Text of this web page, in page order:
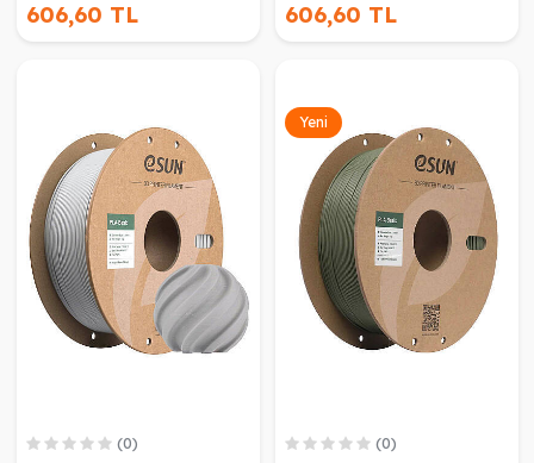
606,60 TL 606,60 TL
(0)
Yeni
(0)